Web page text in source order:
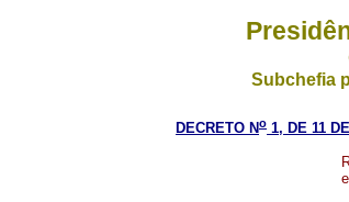
Subchefia
DECRETO No 1, DE 11